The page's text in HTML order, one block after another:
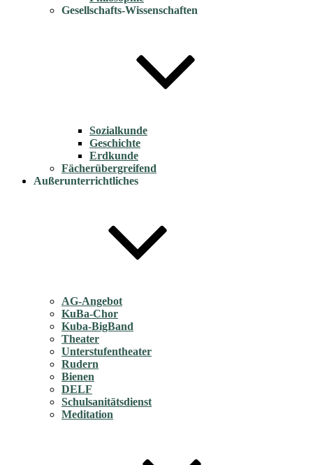
Gesellschafts-Wissenschaften
Sozialkunde
Geschichte
Erdkunde
Fächerübergreifend
Außerunterrichtliches
AG-Angebot
KuBa-Chor
Kuba-BigBand
Theater
Unterstufentheater
Rudern
Bienen
DELF
Schulsanitätsdienst
Meditation